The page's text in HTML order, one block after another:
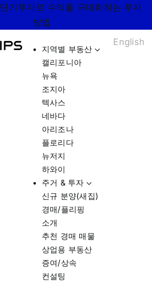
단기투자로 수익률 극대화하는 투자
방법
지역별 부동산
캘리포니아
뉴욕
조지아
텍사스
네바다
아리조나
플로리다
뉴저지
하와이
주거 & 투자
신규 분양(새집)
경매/플리핑
소개
추천 경매 매물
상업용 부동산
증여/상속
컨설팅
English